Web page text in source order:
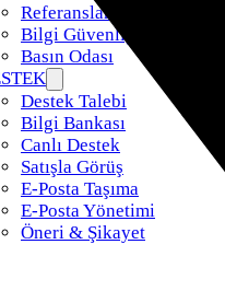
Referanslar
Bilgi Güvenliği Politikamız
Basın Odası
Destek Talebi
Bilgi Bankası
Canlı Destek
Satışla Görüş
E-Posta Taşıma
E-Posta Yönetimi
Öneri & Şikayet